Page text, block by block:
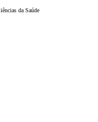
da Saúde